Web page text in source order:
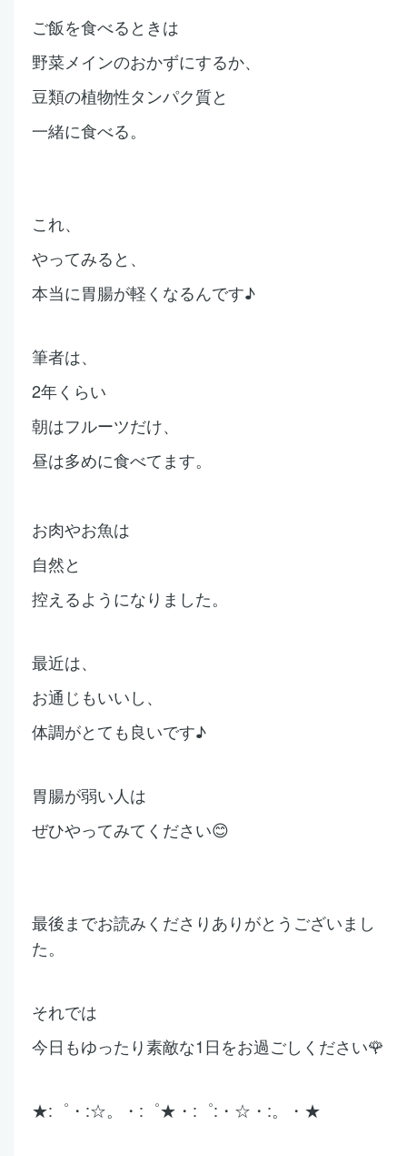
ご飯を食べるときは
野菜メインのおかずにするか、
豆類の植物性タンパク質と
一緒に食べる。
これ、
やってみると、
本当に胃腸が軽くなるんです♪
筆者は、
2年くらい
朝はフルーツだけ、
昼は多めに食べてます。
お肉やお魚は
自然と
控えるようになりました。
最近は、
お通じもいいし、
体調がとても良いです♪
胃腸が弱い人は
ぜひやってみてください😊
最後までお読みくださりありがとうございまし
た。
それでは
今日もゆったり素敵な1日をお過ごしください🌹
★:゜・:☆。・:゜★・:゜:・☆・:。・★